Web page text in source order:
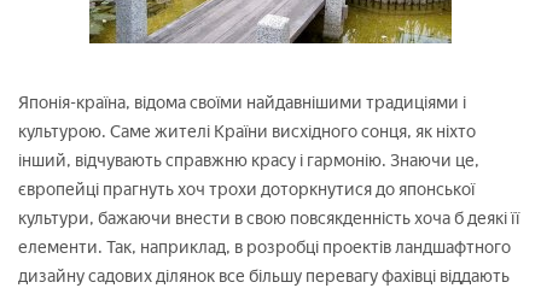
Японія-країна, відома своїми найдавнішими традиціями і
культурою. Саме жителі Країни висхідного сонця, як ніхто
інший, відчувають справжню красу і гармонію. Знаючи це,
європейці прагнуть хоч трохи доторкнутися до японської
культури, бажаючи внести в свою повсякденність хоча б деякі її
елементи. Так, наприклад, в розробці проектів ландшафтного
дизайну садових ділянок все більшу перевагу фахівці віддають